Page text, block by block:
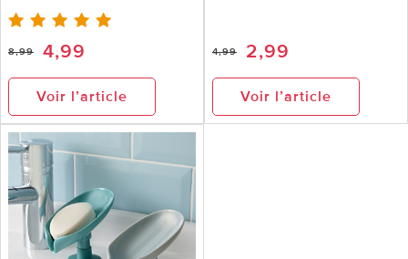
8,99 4,99
Voir l’article
4,99 2,99
Voir l’article